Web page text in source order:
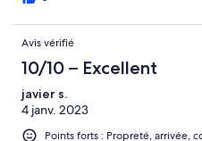
Avis vérifié
10/10 – Excellent
javier s.
4 janv. 2023
Points forts : Propreté, arrivée,